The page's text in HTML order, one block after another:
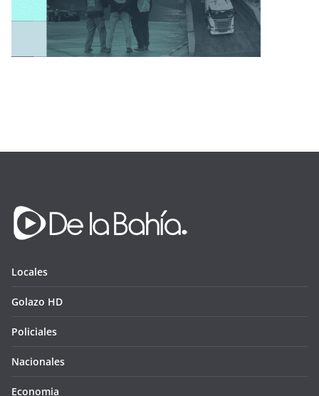
Locales
Golazo HD
Policiales
Nacionales
Economia